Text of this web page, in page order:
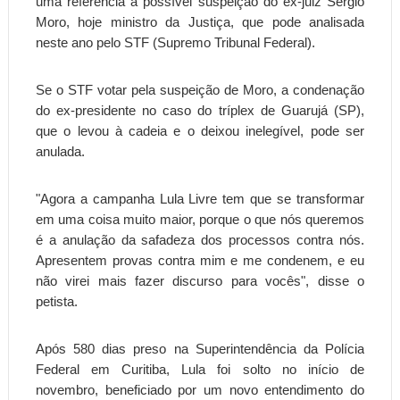
Moro, hoje ministro da Justiça, que pode analisada
neste ano pelo STF (Supremo Tribunal Federal).
Se o STF votar pela suspeição de Moro, a condenação
do ex-presidente no caso do tríplex de Guarujá (SP),
que o levou à cadeia e o deixou inelegível, pode ser
anulada.
"Agora a campanha Lula Livre tem que se transformar
em uma coisa muito maior, porque o que nós queremos
é a anulação da safadeza dos processos contra nós.
Apresentem provas contra mim e me condenem, e eu
não virei mais fazer discurso para vocês", disse o
petista.
Após 580 dias preso na Superintendência da Polícia
Federal em Curitiba, Lula foi solto no início de
novembro, beneficiado por um novo entendimento do